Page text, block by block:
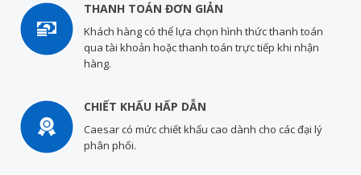
THANH TOÁN ĐƠN GIẢN
Khách hàng có thể lựa chọn hình thức thanh toán
qua tài khoản hoặc thanh toán trực tiếp khi nhận
hàng.
CHIẾT KHẤU HẤP DẪN
Caesar có mức chiết khấu cao dành cho các đại lý
phân phối.